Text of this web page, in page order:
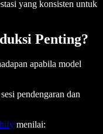
yang konsisten untuk
Penting?
apabila model
pendengaran dan
menilai: